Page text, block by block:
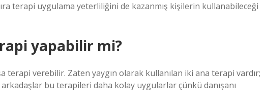
terapi uygulama yeterliliğini de kazanmış kişilerin kullanabileceği
yapabilir mi?
terapi verebilir. Zaten yaygın olarak kullanılan iki ana terapi vardır;
bu terapileri daha kolay uygularlar çünkü danışanı